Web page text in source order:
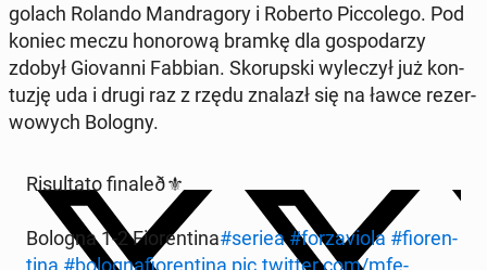
golach Rolando Man­dra­go­ry i Roberto Pic­co­le­go. Pod
koniec meczu ho­no­ro­wą bramkę dla go­spo­da­rzy
zdobył Gio­van­ni Fabbian. Sko­rup­ski wy­le­czył już kon­
tu­zję uda i drugi raz z rzędu znalazł się na ławce re­zer­
wo­wych Bologny.
Ri­sul­ta­to fi­na­le­ð⚜️
Bologna 1-2 Fio­ren­ti­na#seriea #fo­rza­vio­la #fio­ren­